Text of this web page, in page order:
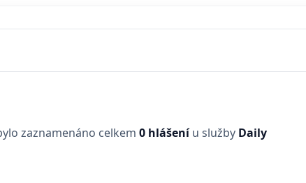
zaznamenáno celkem 0 hlášeníu služby Daily